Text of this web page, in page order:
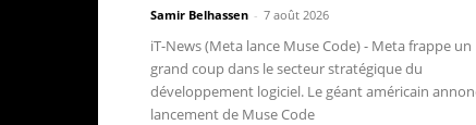
Samir Belhassen - 7 août 2026
iT-News (Meta lance Muse Code) - Meta frappe un
grand coup dans le secteur stratégique du
développement logiciel. Le géant américain
lancement de Muse Code